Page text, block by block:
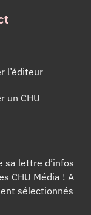
l’éditeur
un CHU
sa lettre d’infos
CHU Média ! A
sélectionnés